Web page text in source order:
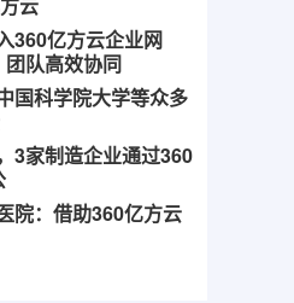
云
360亿方云企业网
队高效协同
国科学院大学等众多
3家制造企业通过360
院：借助360亿方云